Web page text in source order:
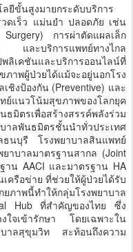
ยีขั้นสูงมายกระดับบริการ
วดเร็ว แม่นยำ ปลอดภัย เช่น
การผ่าตัดแผลเล็ก
ะบริการแพทย์ทางไกล
เคชันและบริการออนไลน์ที่
พผู้ป่วยได้แม้จะอยู่นอกโรง
ชิงป้องกัน (Preventive) และ
ย์แนวโน้มสุขภาพของโลกยุค
มิตรเพื่อสร้างสรรค์พลังร่วม
าลพันธมิตรชั้นนำทั่วประเทศ
นบุรี โรงพยาบาลสินแพทย์
าบาลมาตรฐานสากล (Joint
าน AACI และมาตรฐาน HA
ครือข่าย ที่ช่วยให้ผู้ป่วยได้รับ
าพนี้ทำให้กลุ่มโรงพยาบาล
Hub ที่สำคัญของไทย ซึ่ง
งใจเข้ารักษา โดยเฉพาะใน
บาลสุขุมวิท สะท้อนถึงความ